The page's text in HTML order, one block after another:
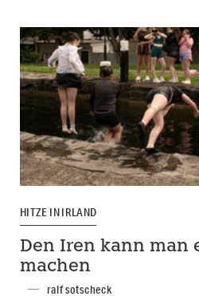
HITZE IN IRLAND
Den Iren kann man
machen
ralf sotscheck